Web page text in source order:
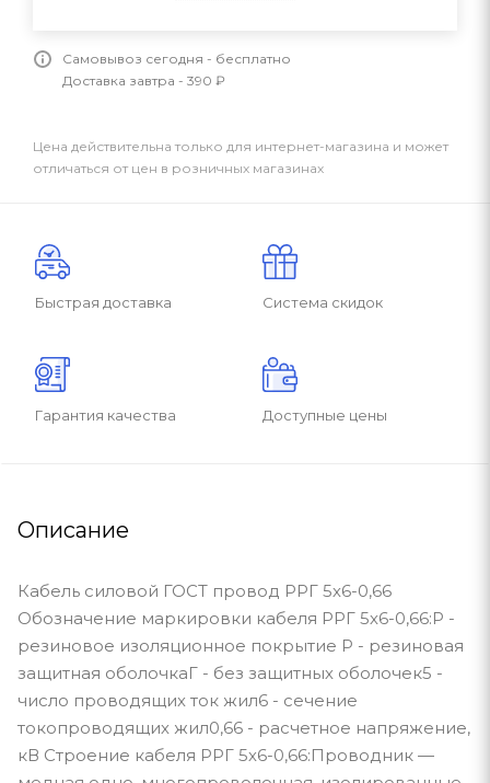
Самовывоз сегодня - бесплатно
Доставка завтра - 390 ₽
Цена действительна только для интернет-магазина и может
отличаться от цен в розничных магазинах
Быстрая доставка Система скидок
Гарантия качества Доступные цены
Описание
Кабель силовой ГОСТ провод РРГ 5х6-0,66
Обозначение маркировки кабеля РРГ 5х6-0,66:Р -
резиновое изоляционное покрытие Р - резиновая
защитная оболочкаГ - без защитных оболочек5 -
число проводящих ток жил6 - сечение
токопроводящих жил0,66 - расчетное напряжение,
кВ Строение кабеля РРГ 5х6-0,66:Проводник —